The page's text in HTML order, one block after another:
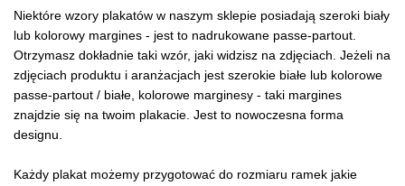
Niektóre wzory plakatów w naszym sklepie posiadają szeroki biały
lub kolorowy margines - jest to nadrukowane passe-partout.
Otrzymasz dokładnie taki wzór, jaki widzisz na zdjęciach. Jeżeli na
zdjęciach produktu i aranżacjach jest szerokie białe lub kolorowe
passe-partout / białe, kolorowe marginesy - taki margines
znajdzie się na twoim plakacie. Jest to nowoczesna forma
designu.
Każdy plakat możemy przygotować do rozmiaru ramek jakie